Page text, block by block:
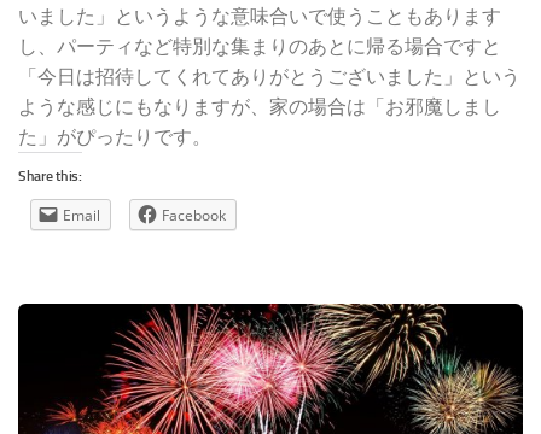
いました」というような意味合いで使うこともあります
し、パーティなど特別な集まりのあとに帰る場合ですと
「今日は招待してくれてありがとうございました」という
ような感じにもなりますが、家の場合は「お邪魔しまし
た」がぴったりです。
Share this:
Email Facebook